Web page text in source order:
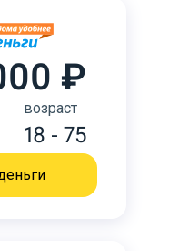
₽
возраст
18 - 75